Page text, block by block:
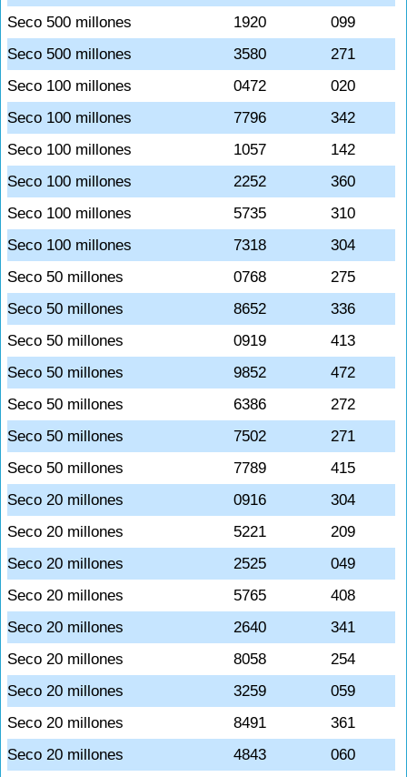
Seco 500 millones
1920
099
Seco 500 millones
3580
271
Seco 100 millones
0472
020
Seco 100 millones
7796
342
Seco 100 millones
1057
142
Seco 100 millones
2252
360
Seco 100 millones
5735
310
Seco 100 millones
7318
304
Seco 50 millones
0768
275
Seco 50 millones
8652
336
Seco 50 millones
0919
413
Seco 50 millones
9852
472
Seco 50 millones
6386
272
Seco 50 millones
7502
271
Seco 50 millones
7789
415
Seco 20 millones
0916
304
Seco 20 millones
5221
209
Seco 20 millones
2525
049
Seco 20 millones
5765
408
Seco 20 millones
2640
341
Seco 20 millones
8058
254
Seco 20 millones
3259
059
Seco 20 millones
8491
361
Seco 20 millones
4843
060